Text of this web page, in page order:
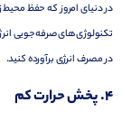
در دنیای امروز که حفظ
تکنولوژی‌های صرفه‌جویی
در مصرف انرژی برآورده کنید.
4. پخش حرارت کم